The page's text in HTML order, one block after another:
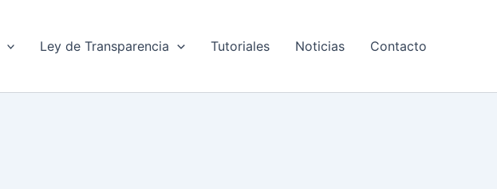
Ley de Transparencia Tutoriales Noticias Contacto